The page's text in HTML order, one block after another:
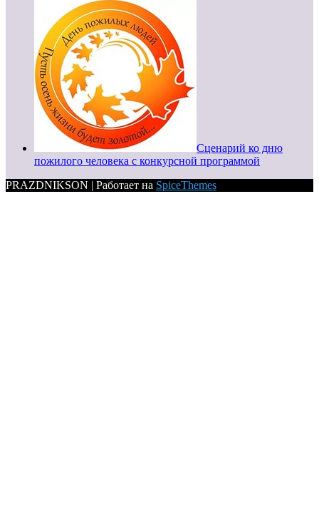
Сценарий ко дню
пожилого человека с конкурсной программой
PRAZDNIKSON | Работает на SpiceThemes